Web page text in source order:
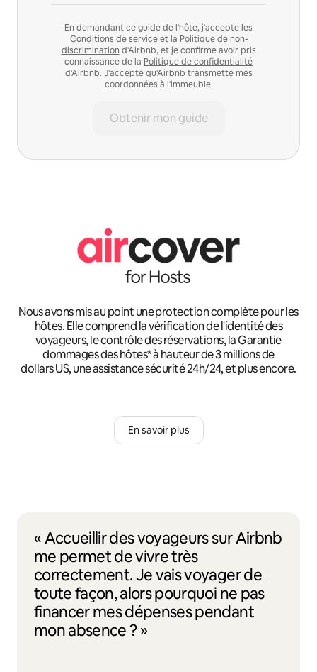
En demandant ce guide de l'hôte, j'accepte les
Conditions de serviceet la Politique de non-
discrimination d'Airbnb, et je confirme avoir pris
connaissance de la Politique de confidentialité
d'Airbnb. J'accepte qu'Airbnb transmette mes
coordonnées à l'immeuble.
Obtenir mon guide
Nous avons mis au point une protection complète pour les
hôtes. Elle comprend la vérification de l'identité des
voyageurs, le contrôle des réservations, la Garantie
dommages des hôtes* à hauteur de 3 millions de
dollars US, une assistance sécurité 24h/24, et plus encore.
En savoir plus
« Accueillir des voyageurs sur Airbnb
me permet de vivre très
correctement. Je vais voyager de
toute façon, alors pourquoi ne pas
financer mes dépenses pendant
mon absence ? »